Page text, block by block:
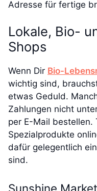
Adresse für fertige
Lokale, Bio-
Shops
Wenn Dir Bio-
wichtig sind,
etwas Geduld.
Zahlungen nicht
per E-Mail bestellen.
Spezialprodukte
dafür gelegentlich
sind.
Sunshine Market